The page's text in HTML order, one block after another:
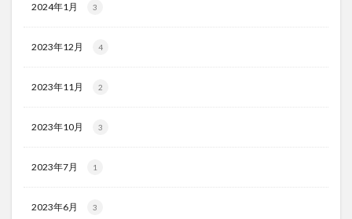
2024年1月 3
2023年12月 4
2023年11月 2
2023年10月 3
2023年7月 1
2023年6月 3